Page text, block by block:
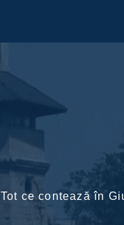
Tot ce contează în